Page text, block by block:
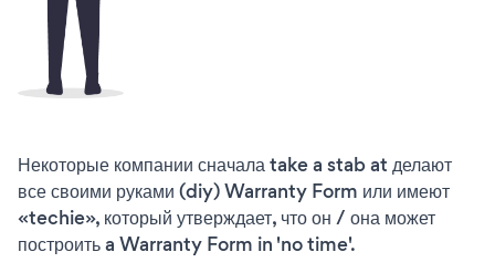
Некоторые компании сначала take a stab at делают
все своими руками (diy) Warranty Form или имеют
«techie», который утверждает, что он / она может
построить a Warranty Form in 'no time'.